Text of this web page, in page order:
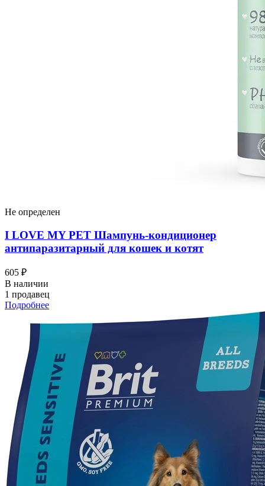
Не определен
I LOVЕ MY PET Шампунь-кондиционер
антипаразитарный для кошек и котят
605 ₽
В наличии
1 продавец
Подробнее